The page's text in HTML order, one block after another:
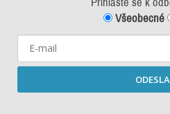
Přihlašte se k
Všeobecné